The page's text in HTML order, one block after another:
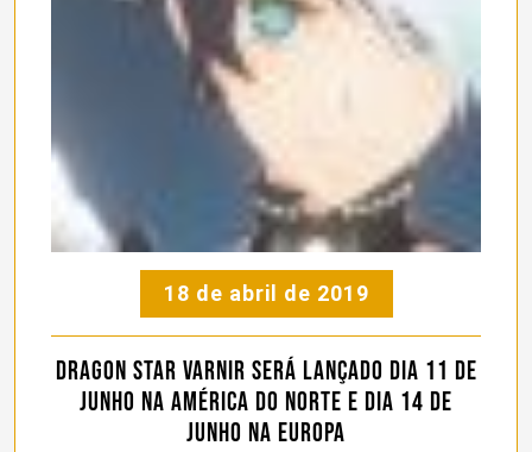
18 de abril de 2019
Dragon Star Varnir será lançado dia 11 de
Junho na América do Norte e dia 14 de
Junho na Europa